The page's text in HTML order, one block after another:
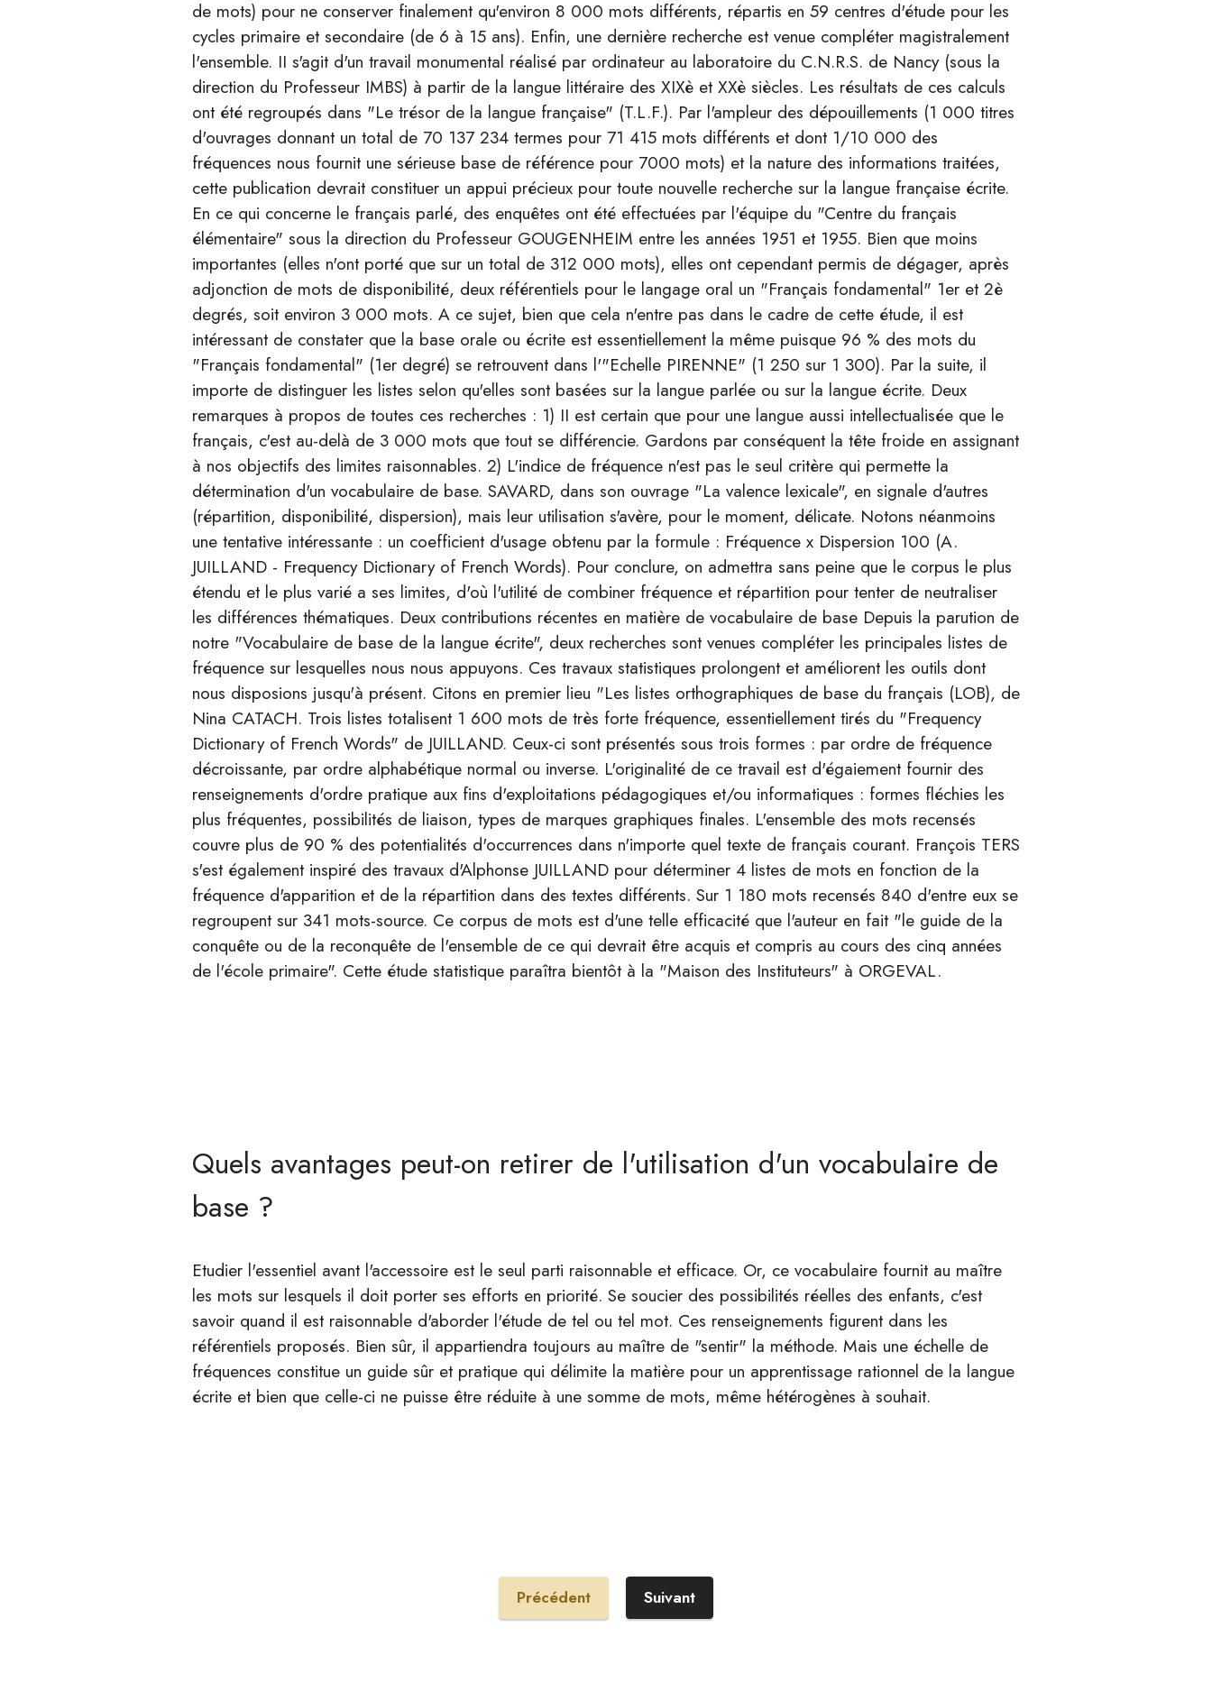
de mots) pour ne conserver finalement qu'environ 8 000 mots différents, répartis en 59 centres d'étude pour les
cycles primaire et secondaire (de 6 à 15 ans). Enfin, une dernière recherche est venue compléter magistralement
l'ensemble. II s'agit d'un travail monumental réalisé par ordinateur au laboratoire du C.N.R.S. de Nancy (sous la
direction du Professeur IMBS) à partir de la langue littéraire des XIXè et XXè siècles. Les résultats de ces calculs
ont été regroupés dans "Le trésor de la langue française" (T.L.F.). Par l'ampleur des dépouillements (1 000 titres
d'ouvrages donnant un total de 70 137 234 termes pour 71 415 mots différents et dont 1/10 000 des
fréquences nous fournit une sérieuse base de référence pour 7000 mots) et la nature des informations traitées,
cette publication devrait constituer un appui précieux pour toute nouvelle recherche sur la langue française écrite.
En ce qui concerne le français parlé, des enquêtes ont été effectuées par l'équipe du "Centre du français
élémentaire" sous la direction du Professeur GOUGENHEIM entre les années 1951 et 1955. Bien que moins
importantes (elles n'ont porté que sur un total de 312 000 mots), elles ont cependant permis de dégager, après
adjonction de mots de disponibilité, deux référentiels pour le langage oral un "Français fondamental" 1er et 2è
degrés, soit environ 3 000 mots. A ce sujet, bien que cela n'entre pas dans le cadre de cette étude, il est
intéressant de constater que la base orale ou écrite est essentiellement la même puisque 96 % des mots du
"Français fondamental" (1er degré) se retrouvent dans l'"Echelle PIRENNE" (1 250 sur 1 300). Par la suite, il
importe de distinguer les listes selon qu'elles sont basées sur la langue parlée ou sur la langue écrite. Deux
remarques à propos de toutes ces recherches : 1) II est certain que pour une langue aussi intellectualisée que le
français, c'est au-delà de 3 000 mots que tout se différencie. Gardons par conséquent la tête froide en assignant
à nos objectifs des limites raisonnables. 2) L'indice de fréquence n'est pas le seul critère qui permette la
détermination d'un vocabulaire de base. SAVARD, dans son ouvrage "La valence lexicale", en signale d'autres
(répartition, disponibilité, dispersion), mais leur utilisation s'avère, pour le moment, délicate. Notons néanmoins
une tentative intéressante : un coefficient d'usage obtenu par la formule : Fréquence x Dispersion 100 (A.
JUILLAND - Frequency Dictionary of French Words). Pour conclure, on admettra sans peine que le corpus le plus
étendu et le plus varié a ses limites, d'où l'utilité de combiner fréquence et répartition pour tenter de neutraliser
les différences thématiques. Deux contributions récentes en matière de vocabulaire de base Depuis la parution de
notre "Vocabulaire de base de la langue écrite", deux recherches sont venues compléter les principales listes de
fréquence sur lesquelles nous nous appuyons. Ces travaux statistiques prolongent et améliorent les outils dont
nous disposions jusqu'à présent. Citons en premier lieu "Les listes orthographiques de base du français (LOB), de
Nina CATACH. Trois listes totalisent 1 600 mots de très forte fréquence, essentiellement tirés du "Frequency
Dictionary of French Words" de JUILLAND. Ceux-ci sont présentés sous trois formes : par ordre de fréquence
décroissante, par ordre alphabétique normal ou inverse. L'originalité de ce travail est d'égaiement fournir des
renseignements d'ordre pratique aux fins d'exploitations pédagogiques et/ou informatiques : formes fléchies les
plus fréquentes, possibilités de liaison, types de marques graphiques finales. L'ensemble des mots recensés
couvre plus de 90 % des potentialités d'occurrences dans n'importe quel texte de français courant. François TERS
s'est également inspiré des travaux d'Alphonse JUILLAND pour déterminer 4 listes de mots en fonction de la
fréquence d'apparition et de la répartition dans des textes différents. Sur 1 180 mots recensés 840 d'entre eux se
regroupent sur 341 mots-source. Ce corpus de mots est d'une telle efficacité que l'auteur en fait "le guide de la
conquête ou de la reconquête de l'ensemble de ce qui devrait être acquis et compris au cours des cinq années
de l'école primaire". Cette étude statistique paraîtra bientôt à la "Maison des Instituteurs" à ORGEVAL.
Quels avantages peut-on retirer de l'utilisation d'un vocabulaire de
base ?
Etudier l'essentiel avant l'accessoire est le seul parti raisonnable et efficace. Or, ce vocabulaire fournit au maître
les mots sur lesquels il doit porter ses efforts en priorité. Se soucier des possibilités réelles des enfants, c'est
savoir quand il est raisonnable d'aborder l'étude de tel ou tel mot. Ces renseignements figurent dans les
référentiels proposés. Bien sûr, il appartiendra toujours au maître de "sentir" la méthode. Mais une échelle de
fréquences constitue un guide sûr et pratique qui délimite la matière pour un apprentissage rationnel de la langue
écrite et bien que celle-ci ne puisse être réduite à une somme de mots, même hétérogènes à souhait.
Précédent Suivant